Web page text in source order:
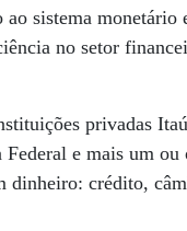
sistema monetário
no setor
privadas
e mais um
crédito,